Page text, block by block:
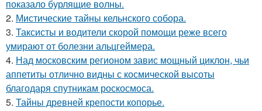
показало бурлящие волны.
2. Мистические тайны кельнского собора.
3. Таксисты и водители скорой помощи реже всего
умирают от болезни альцгеймера.
4. Над московским регионом завис мощный циклон, чьи
аппетиты отлично видны с космической высоты
благодаря спутникам роскосмоса.
5. Тайны древней крепости копорье.